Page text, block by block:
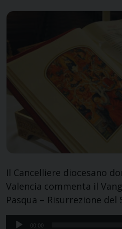
Il Cancelliere diocesano
Valencia commenta il
Pasqua – Risurrezione del
Audio
00:00